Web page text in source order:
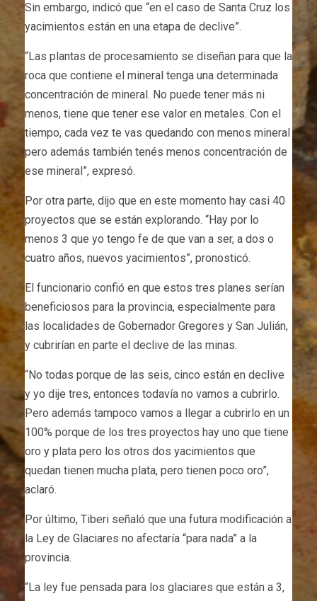
Sin embargo, indicó que “en el caso de Santa Cruz los
yacimientos están en una etapa de declive”.
“Las plantas de procesamiento se diseñan para que la
roca que contiene el mineral tenga una determinada
concentración de mineral. No puede tener más ni
menos, tiene que tener ese valor en metales. Con el
tiempo, cada vez te vas quedando con menos mineral
pero además también tenés menos concentración de
ese mineral”, expresó.
Por otra parte, dijo que en este momento hay casi 40
proyectos que se están explorando. “Hay por lo
menos 3 que yo tengo fe de que van a ser, a dos o
cuatro años, nuevos yacimientos”, pronosticó.
El funcionario confió en que estos tres planes serían
beneficiosos para la provincia, especialmente para
las localidades de Gobernador Gregores y San Julián,
y cubrirían en parte el declive de las minas.
“No todas porque de las seis, cinco están en declive
y yo dije tres, entonces todavía no vamos a cubrirlo.
Pero además tampoco vamos a llegar a cubrirlo en un
100% porque de los tres proyectos hay uno que tiene
oro y plata pero los otros dos yacimientos que
quedan tienen mucha plata, pero tienen poco oro”,
aclaró.
Por último, Tiberi señaló que una futura modificación a
la Ley de Glaciares no afectaría “para nada” a la
provincia.
“La ley fue pensada para los glaciares que están a 3,